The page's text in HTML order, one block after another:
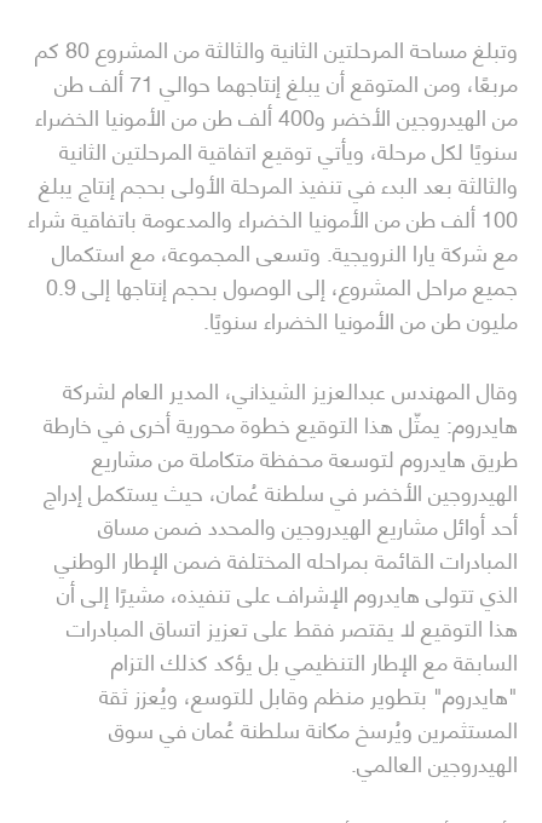
وتبلغ مساحة المرحلتين الثانية والثالثة من المشروع 80 كم
مربعًا، ومن المتوقع أن يبلغ إنتاجهما حوالي 71 ألف طن
من الهيدروجين الأخضر و400 ألف طن من الأمونيا الخضراء
سنويًا لكل مرحلة، ويأتي توقيع اتفاقية المرحلتين الثانية
والثالثة بعد البدء في تنفيذ المرحلة الأولى بحجم إنتاج يبلغ
100 ألف طن من الأمونيا الخضراء والمدعومة باتفاقية شراء
مع شركة يارا النرويجية. وتسعى المجموعة، مع استكمال
جميع مراحل المشروع، إلى الوصول بحجم إنتاجها إلى 0.9
مليون طن من الأمونيا الخضراء سنويًا.
وقال المهندس عبدالعزيز الشيذاني، المدير العام لشركة
هايدروم: يمثّل هذا التوقيع خطوة محورية أخرى في خارطة
طريق هايدروم لتوسعة محفظة متكاملة من مشاريع
الهيدروجين الأخضر في سلطنة عُمان، حيث يستكمل إدراج
أحد أوائل مشاريع الهيدروجين والمحدد ضمن مساق
المبادرات القائمة بمراحله المختلفة ضمن الإطار الوطني
الذي تتولى هايدروم الإشراف على تنفيذه، مشيرًا إلى أن
هذا التوقيع لا يقتصر فقط على تعزيز اتساق المبادرات
السابقة مع الإطار التنظيمي بل يؤكد كذلك التزام
"هايدروم" بتطوير منظم وقابل للتوسع، ويُعزز ثقة
المستثمرين ويُرسخ مكانة سلطنة عُمان في سوق
الهيدروجين العالمي.